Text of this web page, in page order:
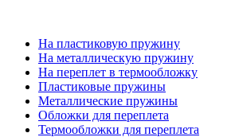
На пластиковую пружину
На металлическую пружину
На переплет в термообложку
Пластиковые пружины
Металлические пружины
Обложки для переплета
Термообложки для переплета